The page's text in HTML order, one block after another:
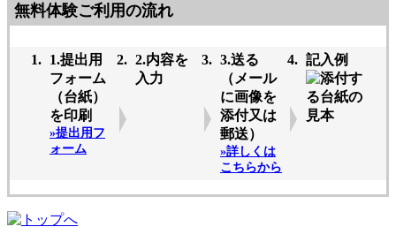
無料体験ご利用の流れ
1.提出用
フォーム
（台紙）
を印刷
»提出用フ
ォーム
2.内容を
入力
3.送る
（メール
に画像を
添付又は
郵送）
»詳しくは
こちらから
記入例